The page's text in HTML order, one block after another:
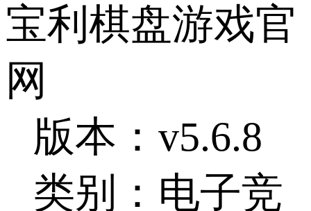
宝利棋盘游戏官
网
版本：v5.6.8
类别：电子竞